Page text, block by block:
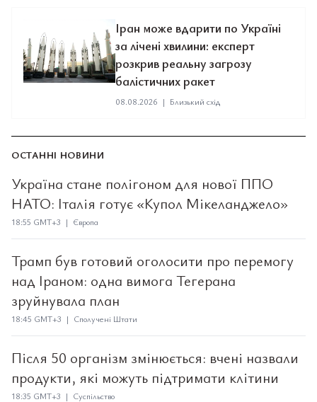
Іран може вдарити по Україні
за лічені хвилини: експерт
розкрив реальну загрозу
балістичних ракет
08.08.2026 | Близький схід
ОСТАННІ НОВИНИ
Україна стане полігоном для нової ППО
НАТО: Італія готує «Купол Мікеланджело»
18:55 GMT+3 | Європа
Трамп був готовий оголосити про перемогу
над Іраном: одна вимога Тегерана
зруйнувала план
18:45 GMT+3 | Сполучені Штати
Після 50 організм змінюється: вчені назвали
продукти, які можуть підтримати клітини
18:35 GMT+3 | Суспільство